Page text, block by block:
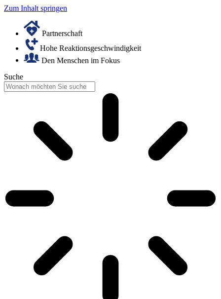
Zum Inhalt springen
Partnerschaft
Hohe Reaktionsgeschwindigkeit
Den Menschen im Fokus
Suche